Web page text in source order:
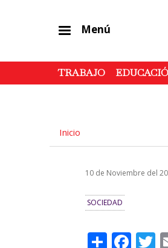
Menú
TRABAJO
Inicio
10 de Noviembre del
SOCIEDAD
Share